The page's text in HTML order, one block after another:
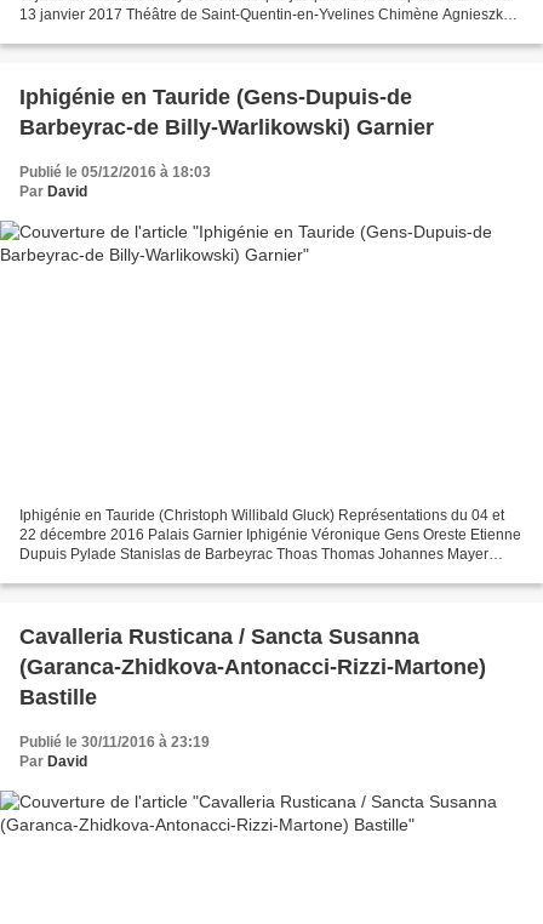
13 janvier 2017 Théâtre de Saint-Quentin-en-Yvelines Chimène Agnieszka
Iphigénie en Tauride (Gens-Dupuis-de
Barbeyrac-de Billy-Warlikowski) Garnier
Publié le 05/12/2016 à 18:03
Par David
Iphigénie en Tauride (Christoph Willibald Gluck) Représentations du 04 et
22 décembre 2016 Palais Garnier Iphigénie Véronique Gens Oreste Etienne
Dupuis Pylade Stanislas de Barbeyrac Thoas Thomas Johannes Mayer
Cavalleria Rusticana / Sancta Susanna
(Garanca-Zhidkova-Antonacci-Rizzi-Martone)
Bastille
Publié le 30/11/2016 à 23:19
Par David